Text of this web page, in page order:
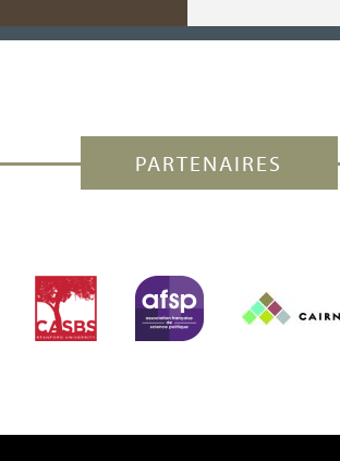
PARTENAIRES